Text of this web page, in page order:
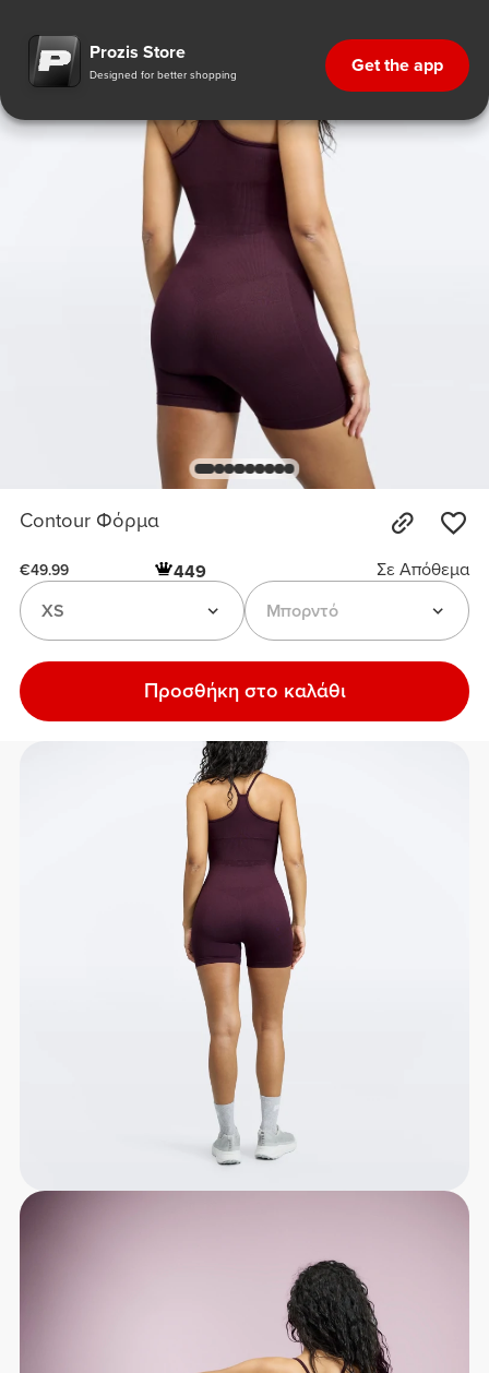
Prozis Store
Designed for better shopping Get the app
Contour Φόρμα
€49.99 449
Σε Απόθεμα
Μπορντό
XS
Προσθήκη στο καλάθι